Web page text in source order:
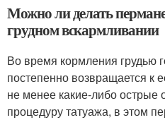
Можно ли делать
грудном вскармливании
Во время кормления грудью
постепенно возвращается к
не менее какие-либо
процедуру татуажа, в этом